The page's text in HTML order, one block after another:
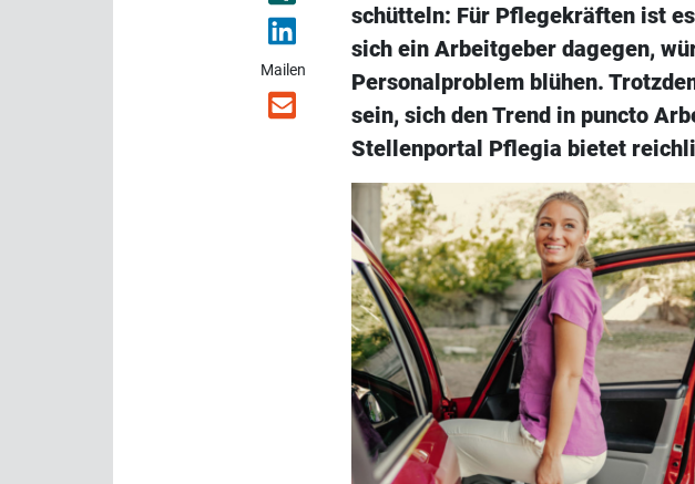
Mailen
schütteln: Für Pflegekräften ist
sich ein Arbeitgeber dagegen,
Personalproblem blühen.
sein, sich den Trend in puncto
Stellenportal Pflegia bietet